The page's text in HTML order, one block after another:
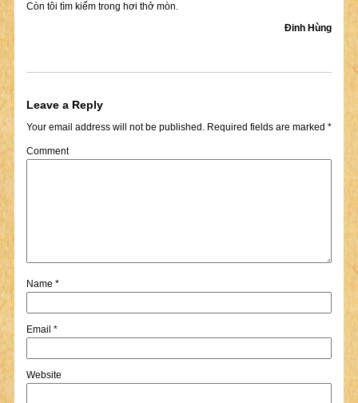
Còn tôi tìm kiếm trong hơi thở mòn.
Đinh Hùng
Leave a Reply
Your email address will not be published.Required fields are marked *
Comment
Name *
Email *
Website